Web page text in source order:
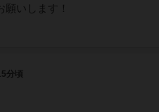
いします！
分頃